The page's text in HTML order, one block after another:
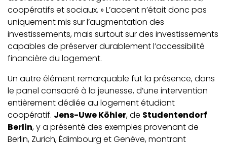
coopératifs et sociaux. » L’accent n’était donc pas
uniquement mis sur l’augmentation des
investissements, mais surtout sur des investissements
capables de préserver durablement l’accessibilité
financière du logement.
Un autre élément remarquable fut la présence, dans
le panel consacré à la jeunesse, d’une intervention
entièrement dédiée au logement étudiant
coopératif. Jens-Uwe Köhler, de Studentendorf
Berlin, y a présenté des exemples provenant de
Berlin, Zurich, Édimbourg et Genève, montrant